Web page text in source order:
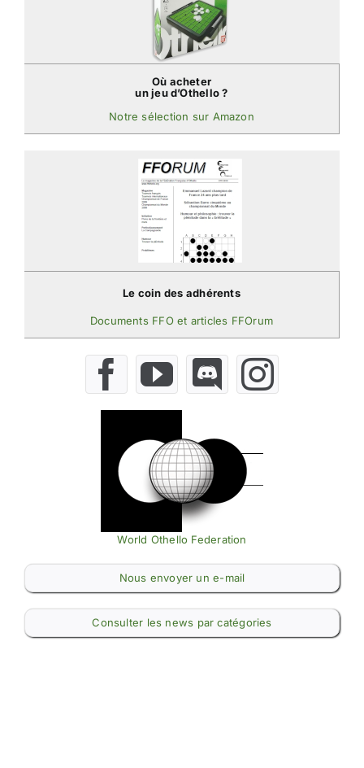
Où acheter
un jeu d’Othello ?
Notre sélection sur Amazon
Le coin des adhérents
Documents FFO et articles FFOrum
World Othello Federation
Nous envoyer un e-mail
Consulter les news par catégories